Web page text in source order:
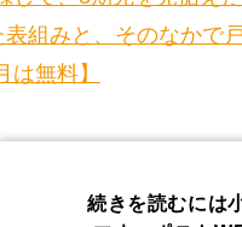
組みと、そのなかで
無料】
続きを読むには